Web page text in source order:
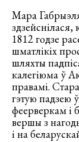
Мара
1812 годзе
шматлікіх
шляхты
калегіюма ў
правамі.
гэтую падзею
феерверкам і
вершы з
і на